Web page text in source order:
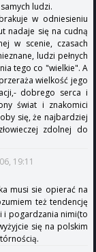
ludzi.
w odniesieniu
nadaje się na cudną
w scenie, czasach
ludzi pełnych
tego co "wielkie". A
wielkość jego
dobrego serca i
świat i znakomici
się, że najbardziej
zdolnej do
19:11
musi sie opierać na
też tendencję
i pogardzania nimi(to
się na polskim